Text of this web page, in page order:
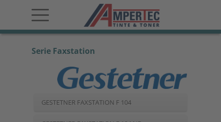
Serie Faxstation
GESTETNER FAXSTATION F 104